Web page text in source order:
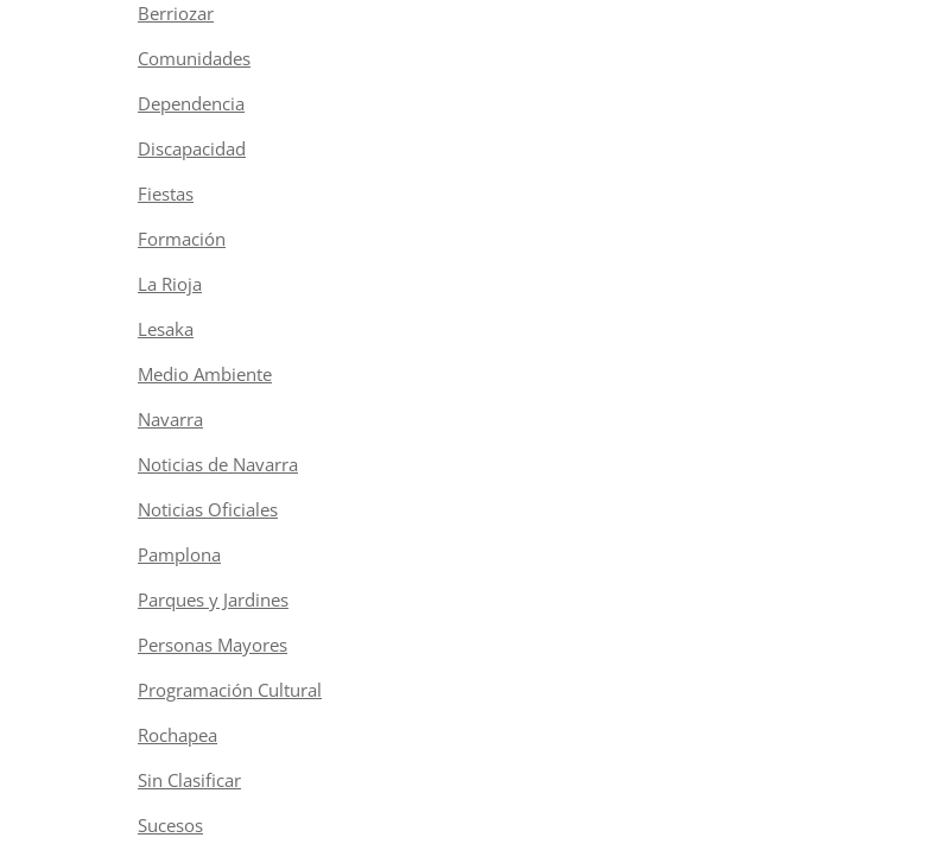
Berriozar
Comunidades
Dependencia
Discapacidad
Fiestas
Formación
La Rioja
Lesaka
Medio Ambiente
Navarra
Noticias de Navarra
Noticias Oficiales
Pamplona
Parques y Jardines
Personas Mayores
Programación Cultural
Rochapea
Sin Clasificar
Sucesos